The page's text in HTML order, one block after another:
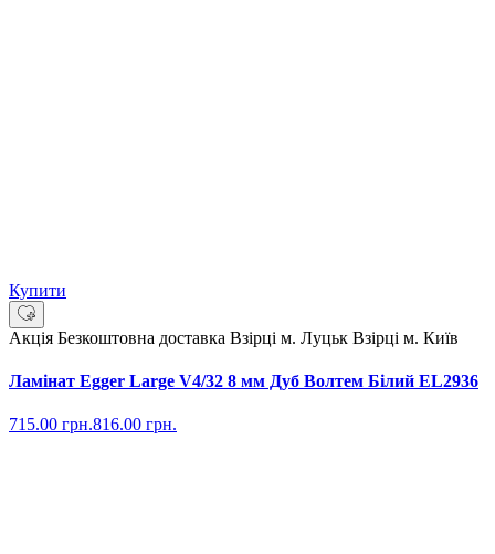
Купити
Акція Безкоштовна доставка Взірці м. Луцьк Взірці м. Київ
Ламінат Egger Large V4/32 8 мм Дуб Волтем Білий EL2936
715.00 грн.816.00 грн.